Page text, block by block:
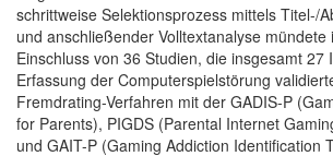
schrittweise Selektionsprozess mittels Titel-/
und anschließender Volltextanalyse mündete
Einschluss von 36 Studien, die insgesamt 27
Erfassung der Computerspielstörung
Fremdrating-Verfahren mit der GADIS-P
for Parents), PIGDS (Parental Internet
und GAIT-P (Gaming Addiction Identification